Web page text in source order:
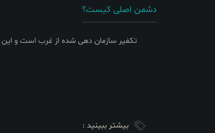
دشمن اصلی کیست؟
تکفیر سازمان دهی شده از غرب است و این
بیشتر ببینید :